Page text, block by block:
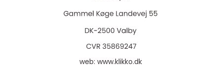
web: www.klikko.dk